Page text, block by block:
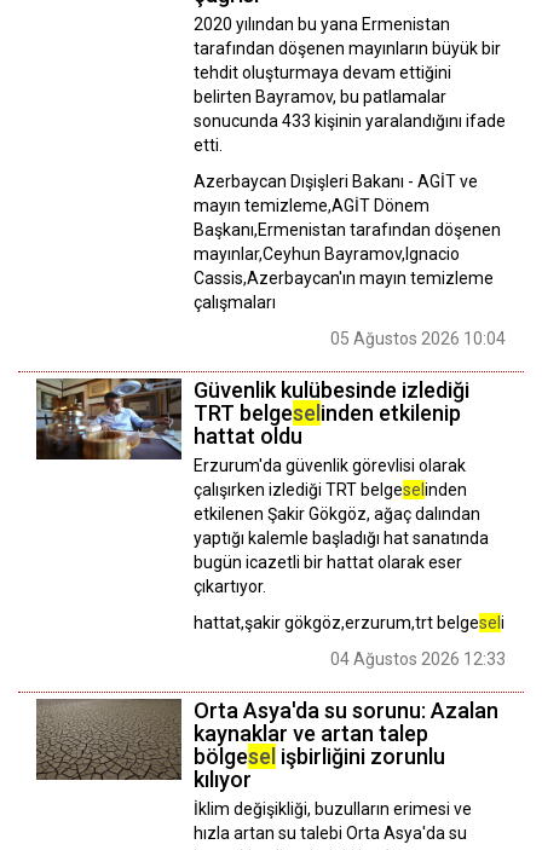
2020 yılından bu yana Ermenistan
tarafından döşenen mayınların büyük bir
tehdit oluşturmaya devam ettiğini
belirten Bayramov, bu patlamalar
sonucunda 433 kişinin yaralandığını ifade
etti.
Azerbaycan Dışişleri Bakanı - AGİT ve
mayın temizleme,AGİT Dönem
Başkanı,Ermenistan tarafından döşenen
mayınlar,Ceyhun Bayramov,Ignacio
Cassis,Azerbaycan'ın mayın temizleme
çalışmaları
05 Ağustos 2026 10:04
Güvenlik kulübesinde izlediği
TRT belgeselinden etkilenip
hattat oldu
Erzurum'da güvenlik görevlisi olarak
çalışırken izlediği TRT belgesel inden
etkilenen Şakir Gökgöz, ağaç dalından
yaptığı kalemle başladığı hat sanatında
bugün icazetli bir hattat olarak eser
çıkartıyor.
hattat,şakir gökgöz,erzurum,trt belgesel i
04 Ağustos 2026 12:33
Orta Asya'da su sorunu: Azalan
kaynaklar ve artan talep
bölgesel işbirliğini zorunlu
kılıyor
İklim değişikliği, buzulların erimesi ve
hızla artan su talebi Orta Asya'da su